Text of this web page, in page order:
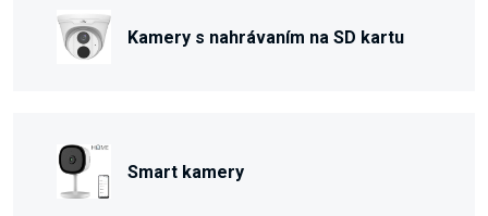
Kamery s nahrávaním na SD kartu
Smart kamery